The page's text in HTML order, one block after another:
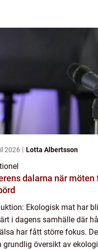
2026 Lotta Albertsson
när möten får mer
Ekologisk mat har
i dagens samhälle där
har fått större fokus.
grundlig översikt av